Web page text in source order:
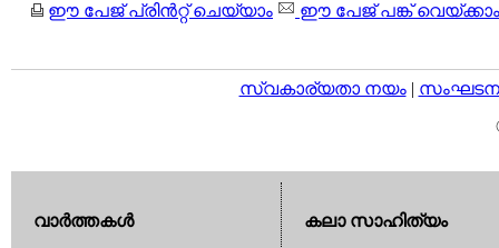
ഈ പേജ് പ്രിന്‍റ്റ് ചെയ്യാം ഈ പേജ് പങ്ക് വെയ്ക്കാം
സ്വകാര്യതാ നയം|
വാര്‍ത്തകള്‍
കലാ സാഹിത്യം